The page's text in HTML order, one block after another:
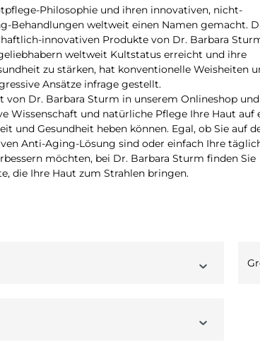
Philosophie und ihren innovativen, nicht-
Behandlungen weltweit einen Namen gemacht.
innovativen Produkte von Dr. Barbara
weltweit Kultstatus erreicht und ihre
zu stärken, hat konventionelle Weisheiten
Ansätze infrage gestellt.
von Dr. Barbara Sturm in unserem Onlineshop und
Wissenschaft und natürliche Pflege Ihre Haut auf
und Gesundheit heben können. Egal, ob Sie auf
Anti-Aging-Lösung sind oder einfach Ihre
möchten, bei Dr. Barbara Sturm finden Sie
die Ihre Haut zum Strahlen bringen.